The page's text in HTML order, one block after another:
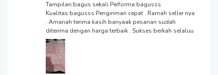
Tampilan:bagus sekali Performa:bagusss
Kualitas:bagusss Pengiriman cepat . Ramah seller nya
. Amanah terima kasih banyaak pesanan sudah
diterima dengan harga terbaik . Sukses berkah selaluu